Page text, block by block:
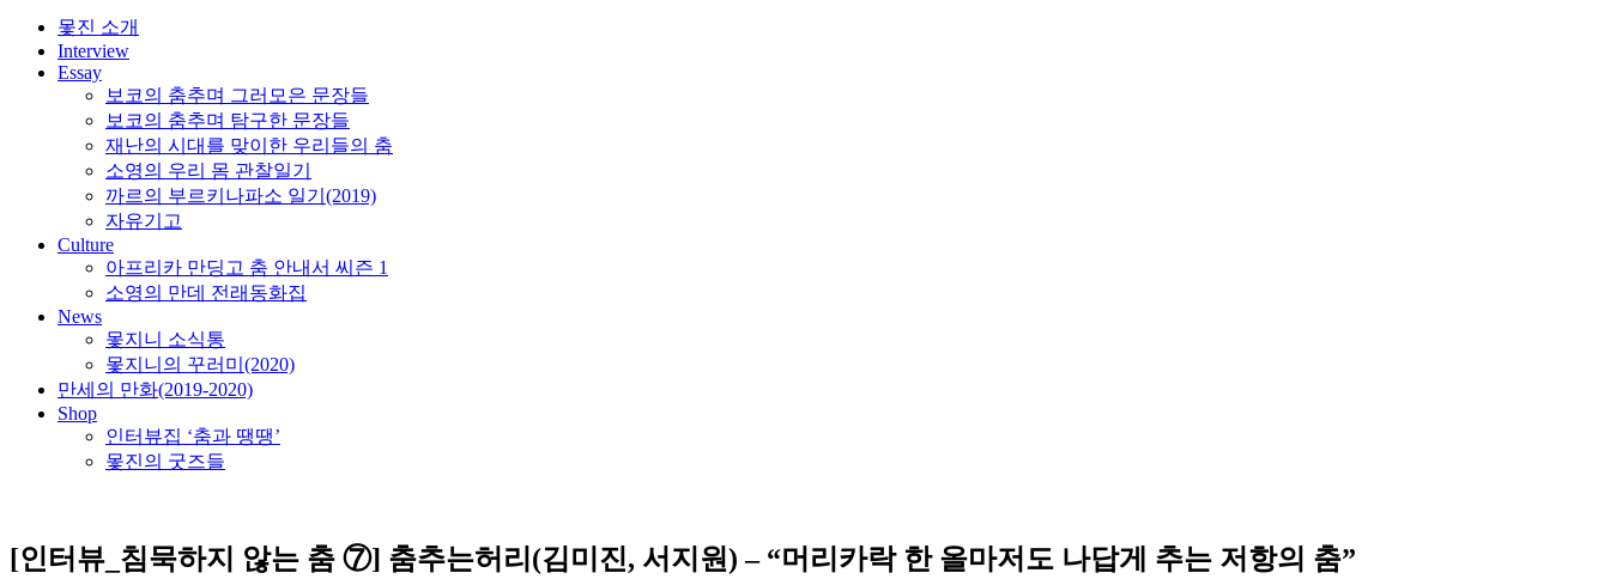
몿진 소개
Interview
Essay
보코의 춤추며 그러모은 문장들
보코의 춤추며 탐구한 문장들
재난의 시대를 맞이한 우리들의 춤
소영의 우리 몸 관찰일기
까르의 부르키나파소 일기(2019)
자유기고
Culture
아프리카 만딩고 춤 안내서 씨즌 1
소영의 만데 전래동화집
News
몿지니 소식통
몿지니의 꾸러미(2020)
만세의 만화(2019-2020)
Shop
인터뷰집 ‘춤과 땡땡’
몿진의 굿즈들
[인터뷰_침묵하지 않는 춤 ⑦] 춤추는허리(김미진, 서지원) – “머리카락 한 올마저도 나답게 추는 저항의 춤”